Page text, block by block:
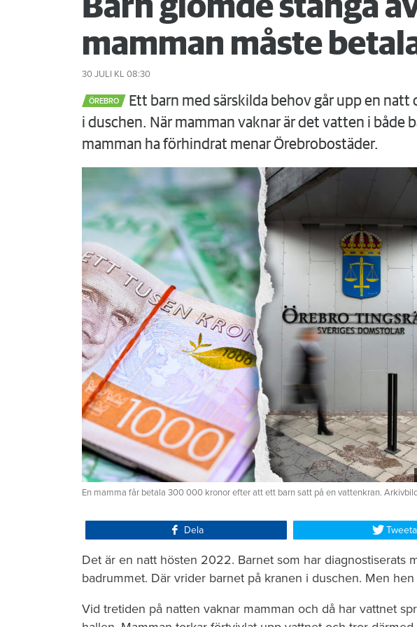
Barn glömde stänga
mamman måste
30 JULI KL 08:30
ÖREBRO
Ett barn med särskilda behov går upp en
i duschen. När mamman vaknar är det vatten i både
mamman ha förhindrat menar Örebrobostäder.
En mamma får betala 300 000 kronor efter att ett barn satt på en vattenkran.
Dela Tweeta
Det är en natt hösten 2022. Barnet som har diagnostiserats
badrummet. Där vrider barnet på kranen i duschen. Men
Vid tretiden på natten vaknar mamman och då har vattnet